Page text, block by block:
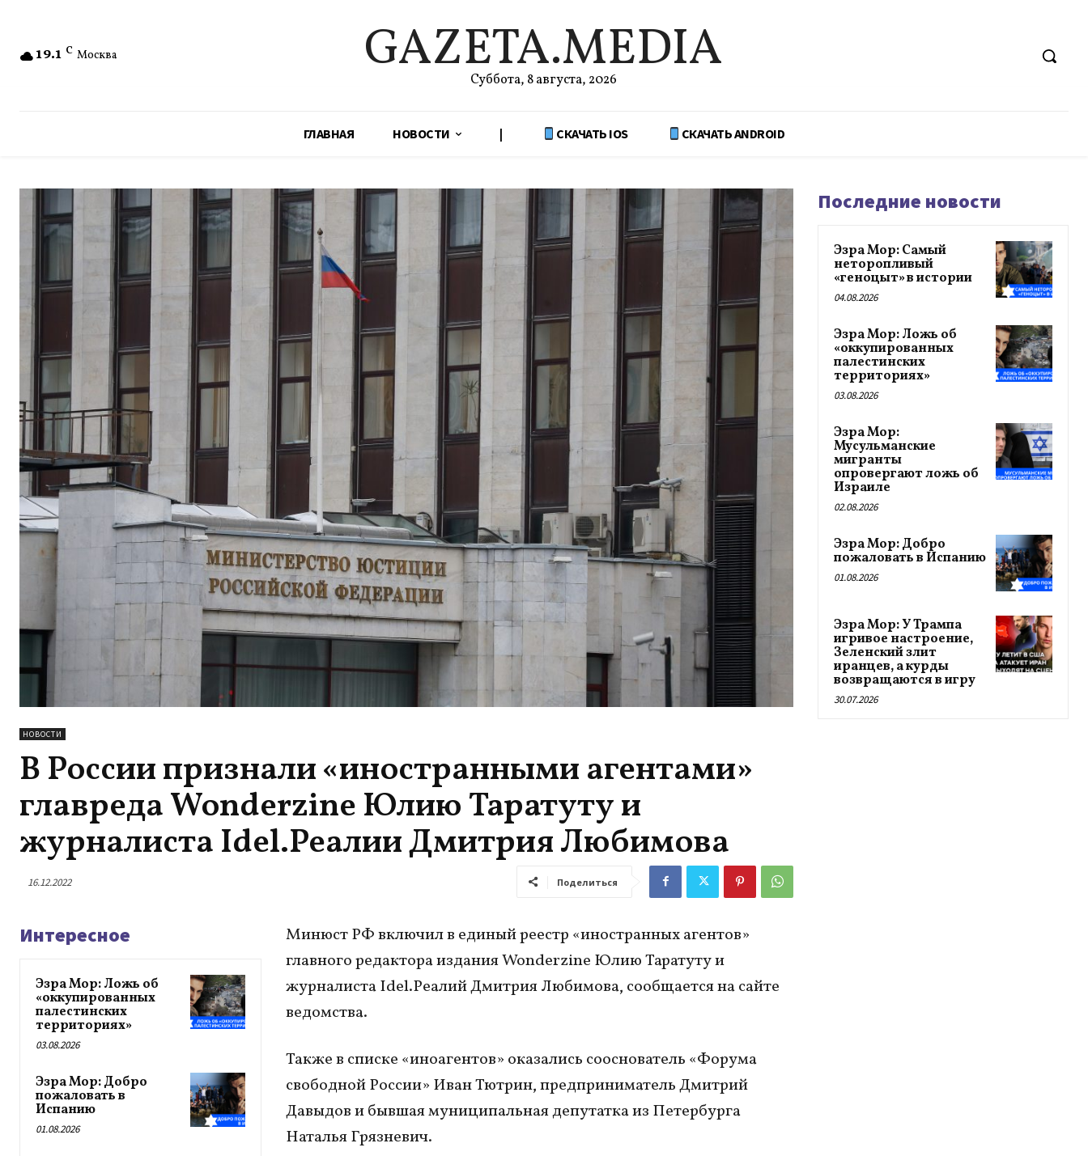
19.1 C Москва GAZETA.MEDIA
Суббота, 8 августа, 2026
ГЛАВНАЯ НОВОСТИ | СКАЧАТЬ IOS СКАЧАТЬ ANDROID
НОВОСТИ
В России признали «иностранными агентами»
главреда Wonderzine Юлию Таратуту и
журналиста Idel.Реалии Дмитрия Любимова
16.12.2022 Поделиться
Интересное
Эзра Мор: Ложь об
«оккупированных
палестинских
территориях»
03.08.2026
Эзра Мор: Добро
пожаловать в
Испанию
01.08.2026
Минюст РФ включил в единый реестр «иностранных агентов»
главного редактора издания Wonderzine Юлию Таратуту и
журналиста Idel.Реалий Дмитрия Любимова, сообщается на сайте
ведомства.
Также в списке «иноагентов» оказались сооснователь «Форума
свободной России» Иван Тютрин, предприниматель Дмитрий
Давыдов и бывшая муниципальная депутатка из Петербурга
Наталья Грязневич.
Последние новости
Эзра Мор: Самый
неторопливый
«геноцыт» в истории
04.08.2026
Эзра Мор: Ложь об
«оккупированных
палестинских
территориях»
03.08.2026
Эзра Мор:
Мусульманские
мигранты
опровергают ложь об
Израиле
02.08.2026
Эзра Мор: Добро
пожаловать в Испанию
01.08.2026
Эзра Мор: У Трампа
игривое настроение,
Зеленский злит
иранцев, а курды
возвращаются в игру
30.07.2026